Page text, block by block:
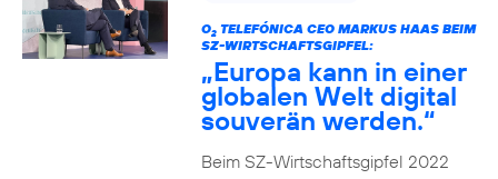
O2TELEFÓNICA CEO MARKUS HAAS BEIM
SZ-WIRTSCHAFTSGIPFEL:
„Europa kann in einer
globalen Welt digital
souverän werden.“
Beim SZ-Wirtschaftsgipfel 2022